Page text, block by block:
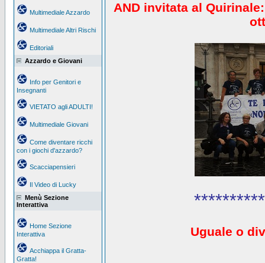
Multimediale Azzardo
Multimediale Altri Rischi
Editoriali
Azzardo e Giovani
Info per Genitori e
Insegnanti
VIETATO agli ADULTI!
Multimediale Giovani
Come diventare ricchi
con i giochi d'azzardo?
Scacciapensieri
Il Video di Lucky
Menù Sezione
Interattiva
Home Sezione
Interattiva
Acchiappa il Gratta-
Gratta!
AND invitata al
Uguale o